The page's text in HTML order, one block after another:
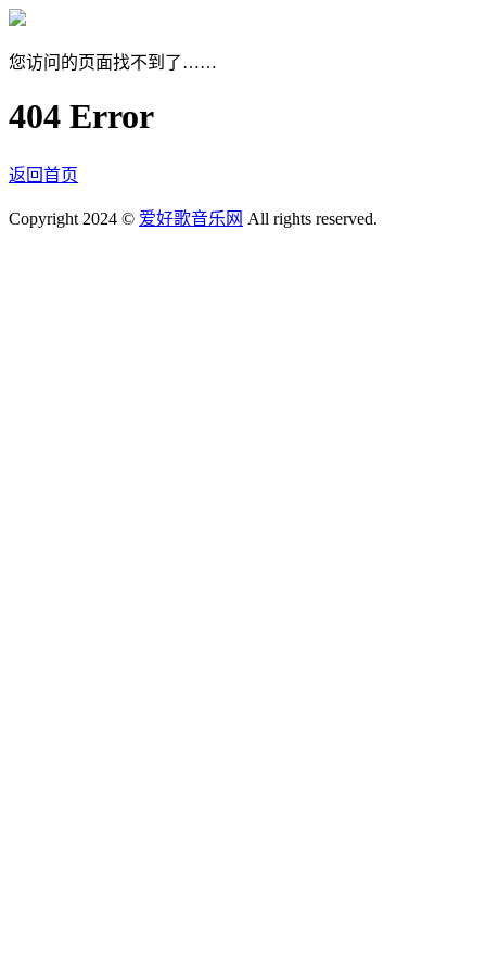
您访问的页面找不到了……
404 Error
返回首页
Copyright 2024 © 爱好歌音乐网 All rights reserved.